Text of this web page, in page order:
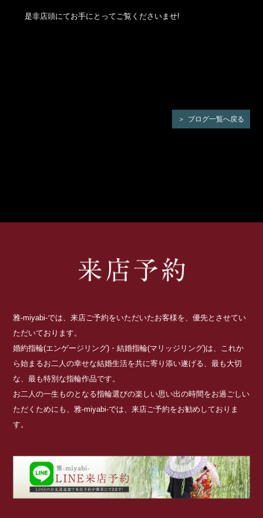
是非店頭にてお手にとってご覧くださいませ!
ブログ一覧へ戻る
雅-miyabi-では、来店ご予約をいただいたお客様を、優先とさせてい
ただいております。
婚約指輪(エンゲージリング)・結婚指輪(マリッジリング)は、これか
ら始まるお二人の幸せな結婚生活を共に寄り添い遂げる、最も大切
な、最も特別な指輪作品です。
お二人の一生ものとなる指輪選びの楽しい思い出の時間をお過ごしい
ただくためにも、雅-miyabi-では、来店ご予約をお勧めしておりま
す。